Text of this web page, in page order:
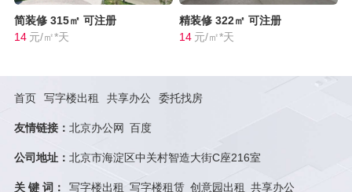
简装修 315㎡ 可注册
14 元/㎡*天
精装修 322㎡ 可注册
14 元/㎡*天
首页 写字楼出租 共享办公 委托找房
友情链接： 北京办公网 百度
公司地址： 北京市海淀区中关村智造大街C座216室
关 键 词： 写字楼出租 写字楼租赁 创意园出租 共享办公